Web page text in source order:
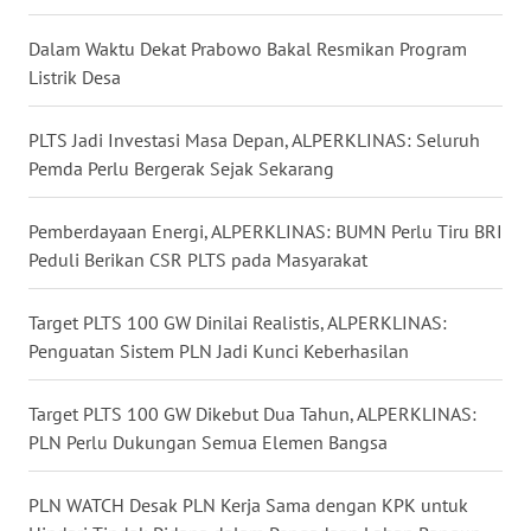
Dalam Waktu Dekat Prabowo Bakal Resmikan Program
Listrik Desa
PLTS Jadi Investasi Masa Depan, ALPERKLINAS: Seluruh
Pemda Perlu Bergerak Sejak Sekarang
Pemberdayaan Energi, ALPERKLINAS: BUMN Perlu Tiru BRI
Peduli Berikan CSR PLTS pada Masyarakat
Target PLTS 100 GW Dinilai Realistis, ALPERKLINAS:
Penguatan Sistem PLN Jadi Kunci Keberhasilan
Target PLTS 100 GW Dikebut Dua Tahun, ALPERKLINAS:
PLN Perlu Dukungan Semua Elemen Bangsa
PLN WATCH Desak PLN Kerja Sama dengan KPK untuk
WN
KALTARA
WN
WN
WN
SULUT